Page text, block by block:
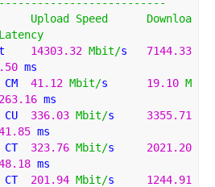
Upload Speed
Downloa
Latency
14303.32 Mbit/s 7144.33
CM
41.12 Mbit/s 19.10 M
263.16
CU
336.03 Mbit/s 3355.71
CT
323.76 Mbit/s 2021.20
CT
201.94 Mbit/s 1244.91